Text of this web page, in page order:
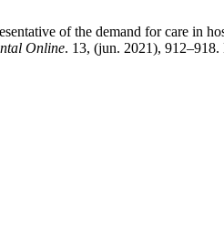
of the demand for care in
Online. 13, (jun. 2021),